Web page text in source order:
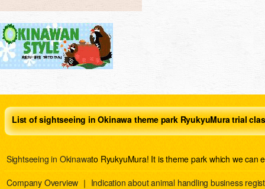
List of sightseeing in Okinawa theme park RyukyuMura trial
Sightseeing in Okinawato RyukyuMura! It is theme park which we can
Company Overview ｜ Indication about animal handling business